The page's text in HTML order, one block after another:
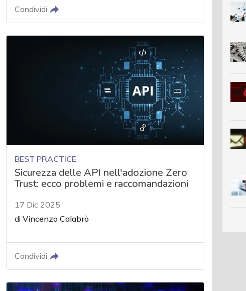
Condividi
BEST PRACTICE
Sicurezza delle API nell'adozione Zero
Trust: ecco problemi e raccomandazioni
17 Dic 2025
diVincenzo Calabrò
Condividi